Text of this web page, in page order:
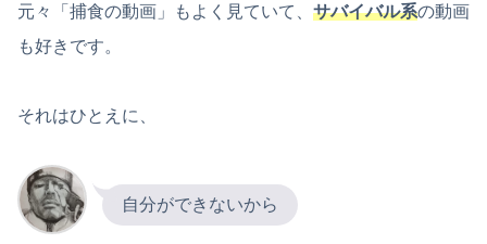
元々「捕食の動画」もよく見ていて、 サバイバル系の動画
も好きです。
それはひとえに、
自分ができないから